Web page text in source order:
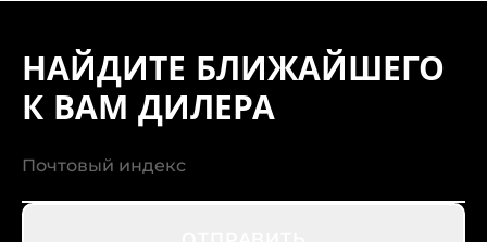
НАЙДИТЕ БЛИЖАЙШЕГО
К ВАМ ДИЛЕРА